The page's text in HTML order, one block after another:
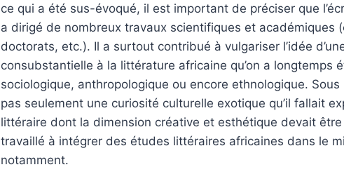
ce qui a été sus-évoqué, il est important de préciser que
a dirigé de nombreux travaux scientifiques et académiques
doctorats, etc.). Il a surtout contribué à vulgariser l’idée
consubstantielle à la littérature africaine qu’on a longtemps
sociologique, anthropologique ou encore ethnologique. Sous
pas seulement une curiosité culturelle exotique qu’il fallait
littéraire dont la dimension créative et esthétique devait
travaillé à intégrer des études littéraires africaines dans le
notamment.